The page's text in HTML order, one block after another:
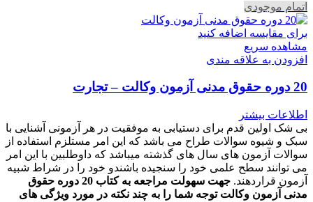
اتمام موجودی
برای مقایسه اضافه کنید
مشاهده سریع
افزودن به علاقه مندی
20 دوره حقوق مدنی آزمون وکالت – تجارت
اطلاعات بیشتر
بی شک اولین قدم برای دستیابی به موفقیت در هر آزمونی آشنایی با
سبک و شیوه سوالات طراح می باشد که این امر مستلزم استفاده از
سوالات آزمون های سال های گذشته میباشد که داوطلبین با این امر
می توانند سطح علمی خود را سنجیده باشندو خود را در شراط شبیه
آزمون قراردهند.
جهت سهولت مراجعه به کتاب 20 دوره حقوق
مدنی آزمون وکالت توجه شما را به چند نکته در مورد ویژگی های